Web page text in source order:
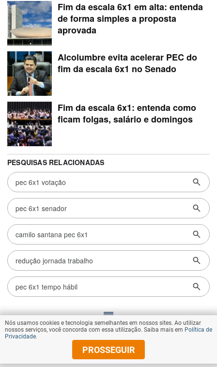
VOLTAR AO TOPO
© Copyright 2026 Diários Associados
Nós usamos cookies e tecnologia semelhantes em nossos sites. Ao utilizar
nossos serviços, você concorda com essa utilização. Saiba mais em Política de
Privacidade.
PROSSEGUIR